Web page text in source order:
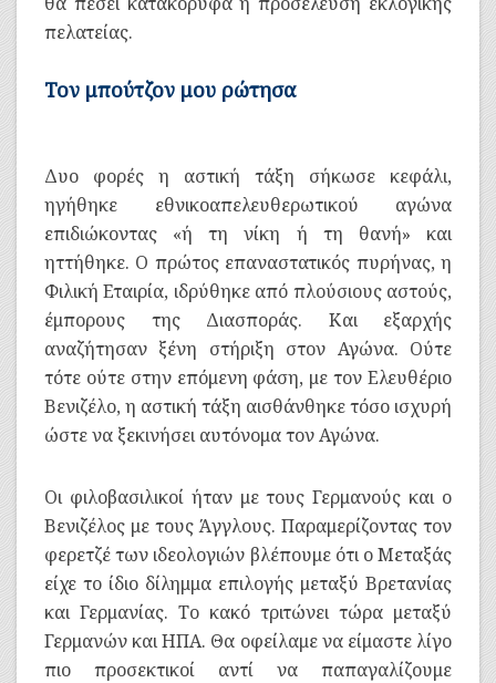
πελατείας.
Τον μπούτζον μου ρώτησα
Δυο φορές η αστική τάξη σήκωσε κεφάλι,
ηγήθηκε εθνικοαπελευθερωτικού αγώνα
επιδιώκοντας «ή τη νίκη ή τη θανή» και
ηττήθηκε. Ο πρώτος επαναστατικός πυρήνας, η
Φιλική Εταιρία, ιδρύθηκε από πλούσιους αστούς,
έμπορους της Διασποράς. Και εξαρχής
αναζήτησαν ξένη στήριξη στον Αγώνα. Ούτε
τότε ούτε στην επόμενη φάση, με τον Ελευθέριο
Βενιζέλο, η αστική τάξη αισθάνθηκε τόσο ισχυρή
ώστε να ξεκινήσει αυτόνομα τον Αγώνα.
Οι φιλοβασιλικοί ήταν με τους Γερμανούς και ο
Βενιζέλος με τους Άγγλους. Παραμερίζοντας τον
φερετζέ των ιδεολογιών βλέπουμε ότι ο Μεταξάς
είχε το ίδιο δίλημμα επιλογής μεταξύ Βρετανίας
και Γερμανίας. Το κακό τριτώνει τώρα μεταξύ
Γερμανών και ΗΠΑ. Θα οφείλαμε να είμαστε λίγο
πιο προσεκτικοί αντί να παπαγαλίζουμε